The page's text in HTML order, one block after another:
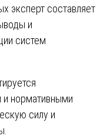
эксперт составляет
и
систем
нормативными
силу и